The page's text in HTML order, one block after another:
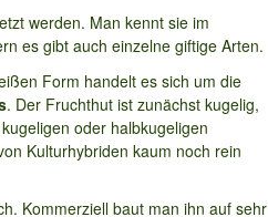
werden. Man kennt sie im
es gibt auch einzelne giftige Arten.
Form handelt es sich um die
. Der Fruchthut ist zunächst kugelig,
oder halbkugeligen
Kulturhybriden kaum noch rein
Kommerziell baut man ihn auf sehr